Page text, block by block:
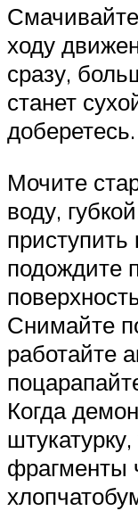
ходу
сразу,
станет
доберетесь.
Мочите
воду,
подождите
Снимайте
работайте
Когда
фрагменты